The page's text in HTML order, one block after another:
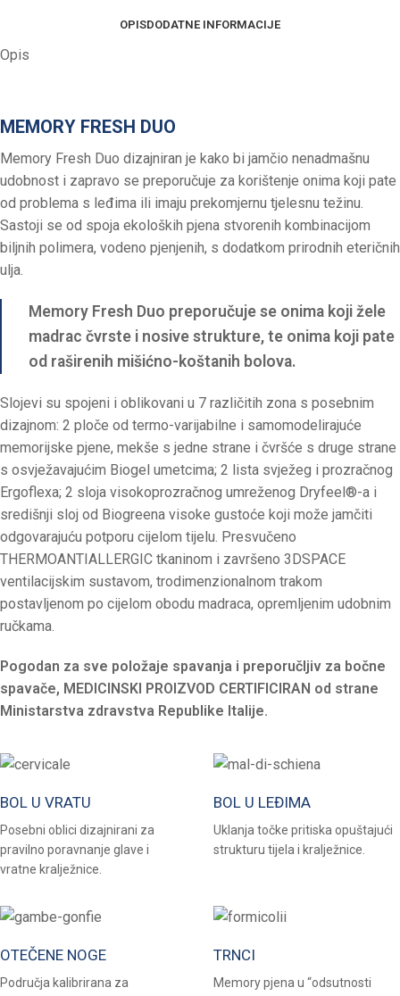
OPISDODATNE INFORMACIJE
Opis
MEMORY FRESH DUO
Memory Fresh Duo dizajniran je kako bi jamčio nenadmašnu
udobnost i zapravo se preporučuje za korištenje onima koji pate
od problema s leđima ili imaju prekomjernu tjelesnu težinu.
Sastoji se od spoja ekoloških pjena stvorenih kombinacijom
biljnih polimera, vodeno pjenjenih, s dodatkom prirodnih eteričnih
ulja.
Memory Fresh Duo preporučuje se onima koji žele
madrac čvrste i nosive strukture, te onima koji pate
od raširenih mišićno-koštanih bolova.
Slojevi su spojeni i oblikovani u 7 različitih zona s posebnim
dizajnom: 2 ploče od termo-varijabilne i samomodelirajuće
memorijske pjene, mekše s jedne strane i čvršće s druge strane
s osvježavajućim Biogel umetcima; 2 lista svježeg i prozračnog
Ergoflexa; 2 sloja visokoprozračnog umreženog Dryfeel®-a i
središnji sloj od Biogreena visoke gustoće koji može jamčiti
odgovarajuću potporu cijelom tijelu. Presvučeno
THERMOANTIALLERGIC tkaninom i završeno 3DSPACE
ventilacijskim sustavom, trodimenzionalnom trakom
postavljenom po cijelom obodu madraca, opremljenim udobnim
ručkama.
Pogodan za sve položaje spavanja i preporučljiv za bočne
spavače, MEDICINSKI PROIZVOD CERTIFICIRAN od strane
Ministarstva zdravstva Republike Italije.
BOL U VRATU
Posebni oblici dizajnirani za
pravilno poravnanje glave i
vratne kralježnice.
BOL U LEĐIMA
Uklanja točke pritiska opuštajući
strukturu tijela i kralježnice.
OTEČENE NOGE
Područja kalibrirana za
TRNCI
Memory pjena u “odsutnosti